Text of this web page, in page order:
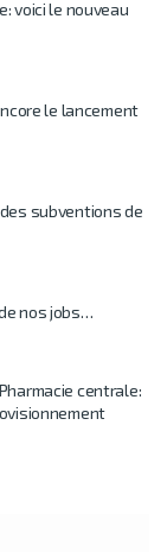
voici le nouveau
le lancement
subventions de
nos jobs…
centrale: